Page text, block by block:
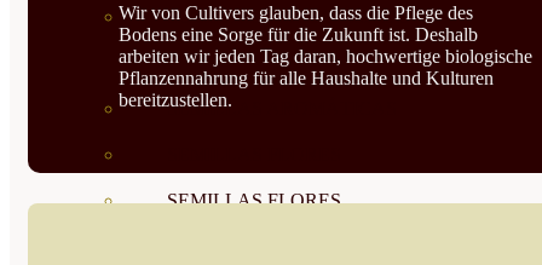
SEMILLAS HORTALIZA DE
HOJA
SEMILLAS AROMÁTICAS
SEMILLAS FLORES
Wir von Cultivers glauben, dass die Pflege des
Bodens eine Sorge für die Zukunft ist. Deshalb
arbeiten wir jeden Tag daran, hochwertige biologische
Pflanzennahrung für alle Haushalte und Kulturen
bereitzustellen.